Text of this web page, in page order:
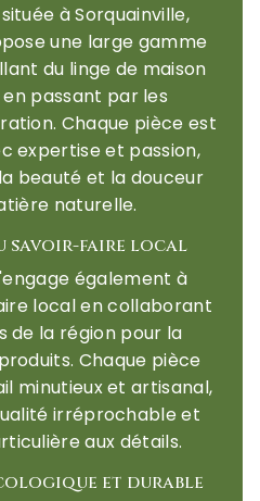
à Sorquainville,
une large gamme
du linge de maison
passant par les
Chaque pièce est
expertise et passion,
beauté et la douceur
naturelle.
savoir-faire local
également à
local en collaborant
de la région pour la
Chaque pièce
minutieux et artisanal,
irréprochable et
aux détails.
et durable